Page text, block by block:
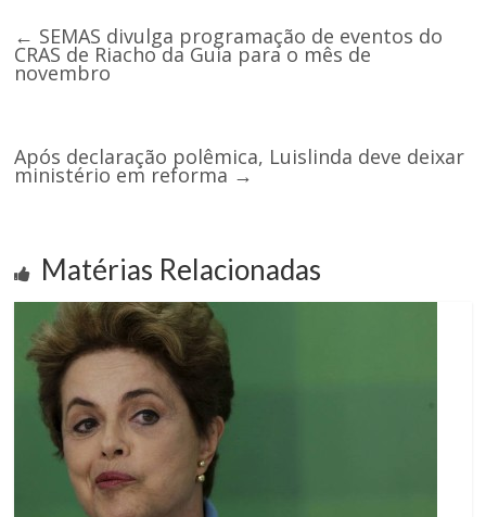
← SEMAS divulga programação de eventos do
CRAS de Riacho da Guia para o mês de
novembro
Após declaração polêmica, Luislinda deve deixar
ministério em reforma →
Matérias Relacionadas